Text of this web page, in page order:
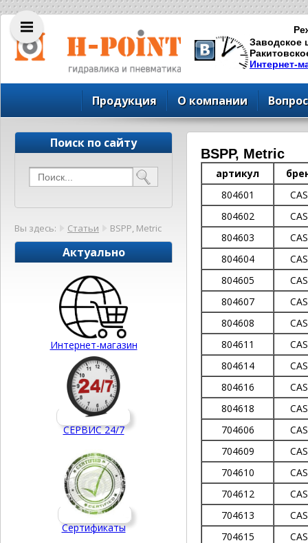
Заводское
Интернет-
Продукция О компании
Поиск по сайту
Вы здесь: Статьи BSPP, Metric
Актуально
Интернет-магазин
СЕРВИС 24/7
Сертификаты
BSPP, Metric
артикул
804601
804602
804603
804604
804605
804607
804608
804611
804614
804616
804618
704606
704609
704610
704612
704613
704615